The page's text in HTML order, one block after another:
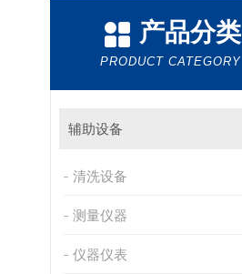
产品分类
PRODUCT CATEGORY
辅助设备
清洗设备
测量仪器
仪器仪表